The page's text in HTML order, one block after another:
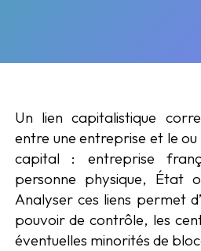
Un lien capitalistique
entre une entreprise et le
capital : entreprise
personne physique, État
Analyser ces liens permet
pouvoir de contrôle, les
éventuelles minorités de